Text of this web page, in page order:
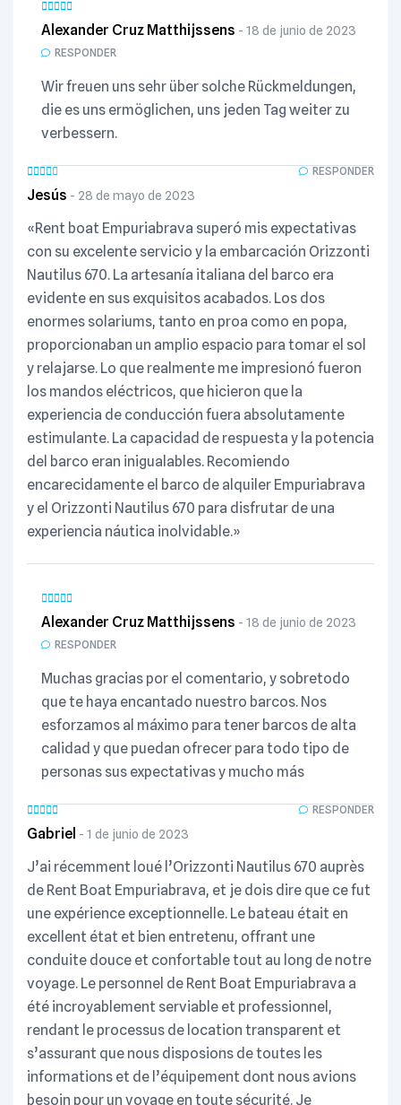
Alexander Cruz Matthijssens 18 de junio de 2023
RESPONDER
Wir freuen uns sehr über solche Rückmeldungen,
die es uns ermöglichen, uns jeden Tag weiter zu
verbessern.
Jesús 28 de mayo de 2023
RESPONDER
«Rent boat Empuriabrava superó mis expectativas
con su excelente servicio y la embarcación Orizzonti
Nautilus 670. La artesanía italiana del barco era
evidente en sus exquisitos acabados. Los dos
enormes solariums, tanto en proa como en popa,
proporcionaban un amplio espacio para tomar el sol
y relajarse. Lo que realmente me impresionó fueron
los mandos eléctricos, que hicieron que la
experiencia de conducción fuera absolutamente
estimulante. La capacidad de respuesta y la potencia
del barco eran inigualables. Recomiendo
encarecidamente el barco de alquiler Empuriabrava
y el Orizzonti Nautilus 670 para disfrutar de una
experiencia náutica inolvidable.»
Alexander Cruz Matthijssens 18 de junio de 2023
RESPONDER
Muchas gracias por el comentario, y sobretodo
que te haya encantado nuestro barcos. Nos
esforzamos al máximo para tener barcos de alta
calidad y que puedan ofrecer para todo tipo de
personas sus expectativas y mucho más
Gabriel 1 de junio de 2023
RESPONDER
J’ai récemment loué l’Orizzonti Nautilus 670 auprès
de Rent Boat Empuriabrava, et je dois dire que ce fut
une expérience exceptionnelle. Le bateau était en
excellent état et bien entretenu, offrant une
conduite douce et confortable tout au long de notre
voyage. Le personnel de Rent Boat Empuriabrava a
été incroyablement serviable et professionnel,
rendant le processus de location transparent et
s’assurant que nous disposions de toutes les
informations et de l’équipement dont nous avions
besoin pour un voyage en toute sécurité. Je